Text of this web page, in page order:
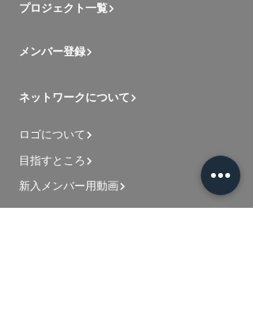
プロジェクト一覧
メンバー登録
ネットワークについて
ロゴについて
目指すところ
新入メンバー用動画